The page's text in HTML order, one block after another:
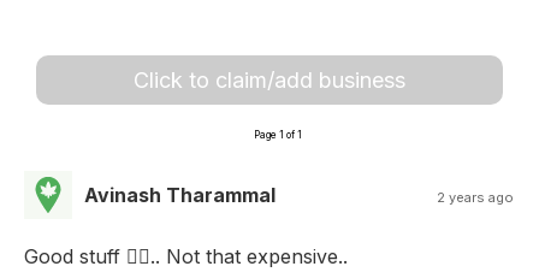
Click to claim/add business
Page 1 of 1
Avinash Tharammal 2 years ago
Good stuff 👍🏾.. Not that expensive..